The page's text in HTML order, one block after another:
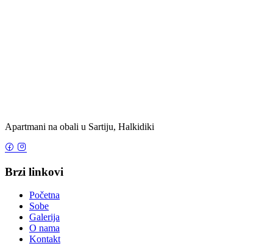
Apartmani na obali u Sartiju, Halkidiki
Brzi linkovi
Početna
Sobe
Galerija
O nama
Kontakt